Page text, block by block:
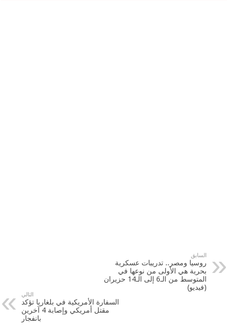
السابق
روسيا ومصر.. تدريبات عسكرية
بحرية هي الأولى من نوعها في
المتوسط من الـ6 إلى الـ14 حزيران
(فيديو)
التالي
السفارة الأمريكية في بلغاريا تؤكد
مقتل أمريكي وإصابة 4 آخرين
بانفجار